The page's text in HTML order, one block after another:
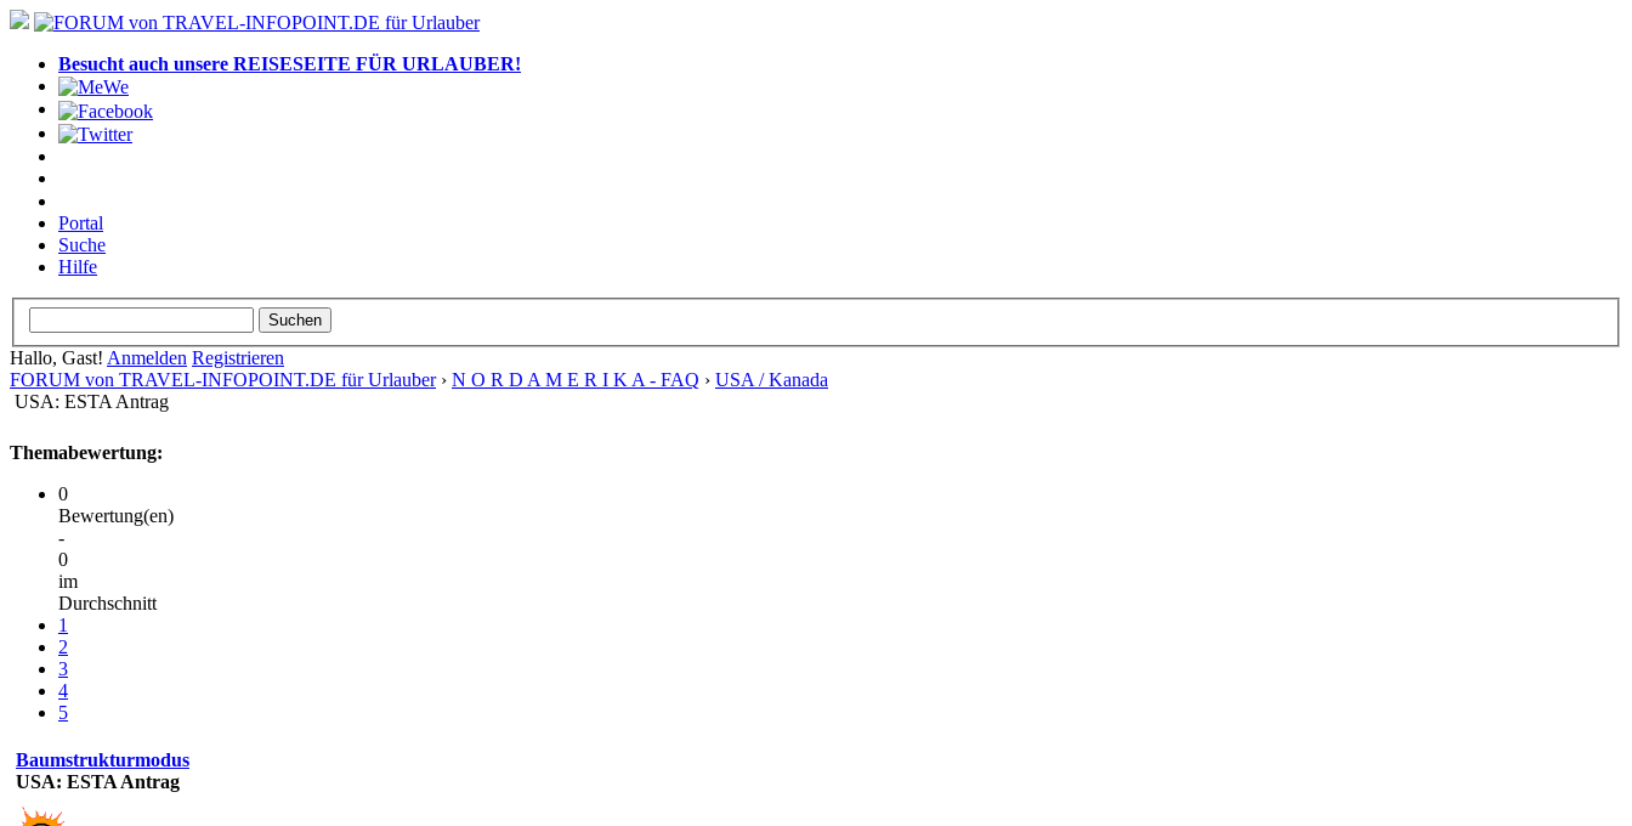
Besucht auch unsere REISESEITE FÜR URLAUBER!
Portal
Suche
Hilfe
Hallo, Gast! Anmelden Registrieren
FORUM von TRAVEL-INFOPOINT.DE für Urlauber› N O R D A M E R I K A - FAQ › USA / Kanada
USA: ESTA Antrag
Themabewertung:
0
Bewertung(en)
-
0
im
Durchschnitt
1
2
3
4
5
Baumstrukturmodus
USA: ESTA Antrag